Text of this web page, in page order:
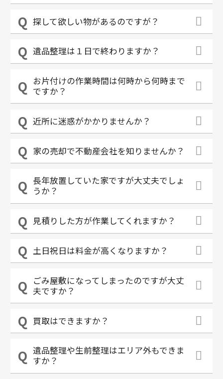
探して欲しい物があるのですが？
遺品整理は１日で終わりますか？
お片付けの作業時間は何時から何時まで
ですか？
近所に迷惑がかかりませんか？
家の売却で不動産会社を知りませんか？
長年放置していた家ですが大丈夫でしょ
うか？
見積りした方が作業してくれますか？
土日祝日は料金が高くなりますか？
ごみ屋敷になってしまったのですが大丈
夫ですか？
買取はできますか？
遺品整理や生前整理はエリア外もできま
すか？